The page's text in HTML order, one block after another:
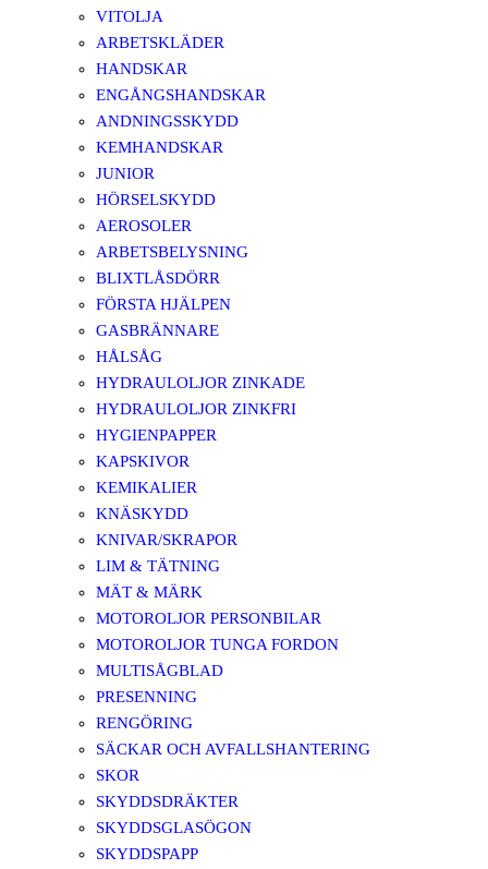
VITOLJA
ARBETSKLÄDER
HANDSKAR
ENGÅNGSHANDSKAR
ANDNINGSSKYDD
KEMHANDSKAR
JUNIOR
HÖRSELSKYDD
AEROSOLER
ARBETSBELYSNING
BLIXTLÅSDÖRR
FÖRSTA HJÄLPEN
GASBRÄNNARE
HÅLSÅG
HYDRAULOLJOR ZINKADE
HYDRAULOLJOR ZINKFRI
HYGIENPAPPER
KAPSKIVOR
KEMIKALIER
KNÄSKYDD
KNIVAR/SKRAPOR
LIM & TÄTNING
MÄT & MÄRK
MOTOROLJOR PERSONBILAR
MOTOROLJOR TUNGA FORDON
MULTISÅGBLAD
PRESENNING
RENGÖRING
SÄCKAR OCH AVFALLSHANTERING
SKOR
SKYDDSDRÄKTER
SKYDDSGLASÖGON
SKYDDSPAPP